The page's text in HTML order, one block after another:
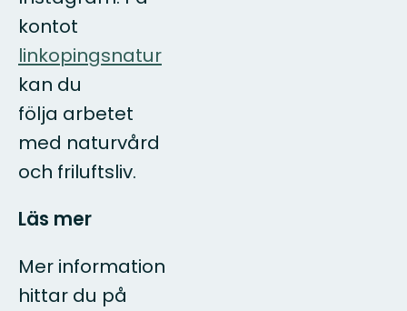
kontot
linkopingsnatur
kan du
följa arbetet
med naturvård
och friluftsliv.
Läs mer
Mer information
hittar du på